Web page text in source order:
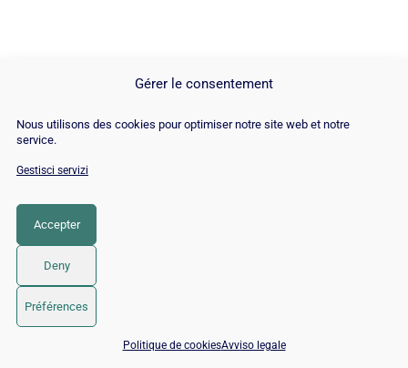
Gérer le consentement
Nous utilisons des cookies pour optimiser notre site web et notre
service.
Gestisci servizi
Accepter
Deny
Préférences
Politique de cookiesAvviso legale
📅 Prenota 15 min con un esperto SEO / GEO